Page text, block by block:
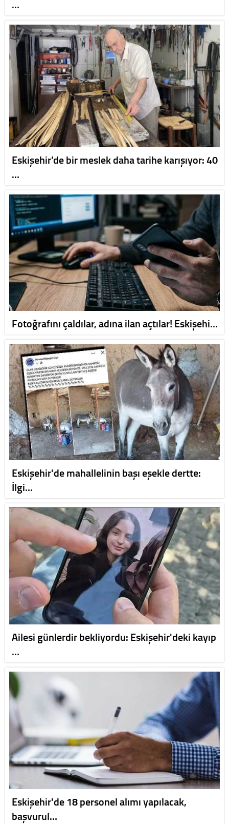
…
Eskişehir’de bir meslek daha tarihe karışıyor: 40
…
Fotoğrafını çaldılar, adına ilan açtılar! Eskişehi…
Eskişehir'de mahallelinin başı eşekle dertte:
İlgi…
Ailesi günlerdir bekliyordu: Eskişehir'deki kayıp
…
Eskişehir'de 18 personel alımı yapılacak,
başvurul…